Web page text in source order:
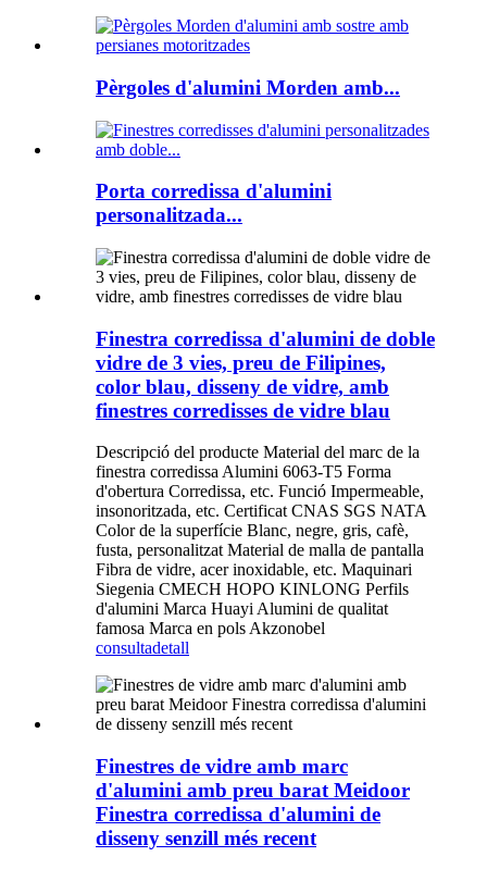
Pèrgoles d'alumini Morden amb...
Porta corredissa d'alumini
personalitzada...
Finestra corredissa d'alumini de doble
vidre de 3 vies, preu de Filipines,
color blau, disseny de vidre, amb
finestres corredisses de vidre blau
Descripció del producte Material del marc de la
finestra corredissa Alumini 6063-T5 Forma
d'obertura Corredissa, etc. Funció Impermeable,
insonoritzada, etc. Certificat CNAS SGS NATA
Color de la superfície Blanc, negre, gris, cafè,
fusta, personalitzat Material de malla de pantalla
Fibra de vidre, acer inoxidable, etc. Maquinari
Siegenia CMECH HOPO KINLONG Perfils
d'alumini Marca Huayi Alumini de qualitat
famosa Marca en pols Akzonobel
consultadetall
Finestres de vidre amb marc
d'alumini amb preu barat Meidoor
Finestra corredissa d'alumini de
disseny senzill més recent